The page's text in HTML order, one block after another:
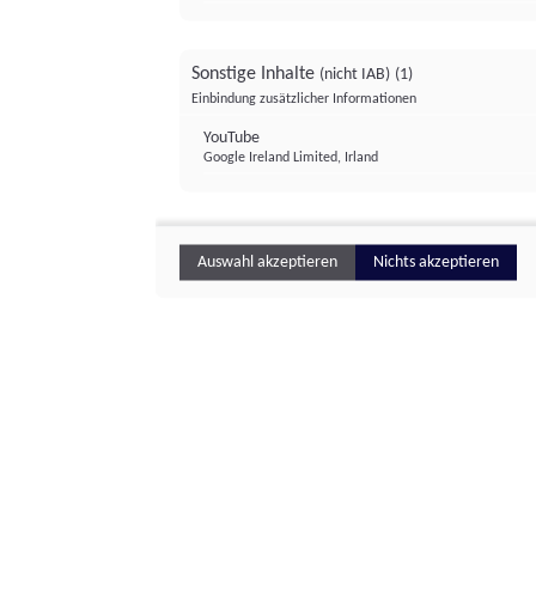
Sonstige Inhalte (nicht IAB) (1)
Einbindung zusätzlicher Informationen
YouTube
Google Ireland Limited, Irland
Auswahl akzeptieren Nichts akzeptieren